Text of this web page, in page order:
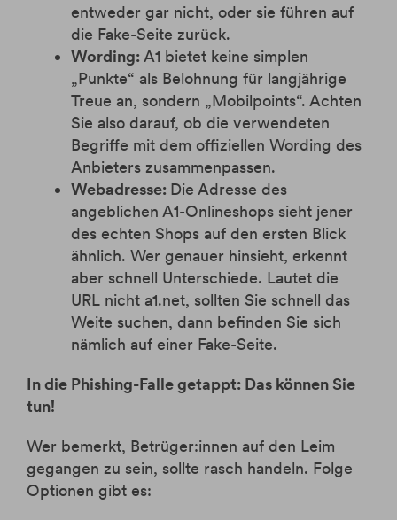
entweder gar nicht, oder sie führen auf
die Fake-Seite zurück.
Wording: A1 bietet keine simplen
„Punkte“ als Belohnung für langjährige
Treue an, sondern „Mobilpoints“. Achten
Sie also darauf, ob die verwendeten
Begriffe mit dem offiziellen Wording des
Anbieters zusammenpassen.
Webadresse: Die Adresse des
angeblichen A1-Onlineshops sieht jener
des echten Shops auf den ersten Blick
ähnlich. Wer genauer hinsieht, erkennt
aber schnell Unterschiede. Lautet die
URL nicht a1.net, sollten Sie schnell das
Weite suchen, dann befinden Sie sich
nämlich auf einer Fake-Seite.
In die Phishing-Falle getappt: Das können Sie
tun!
Wer bemerkt, Betrüger:innen auf den Leim
gegangen zu sein, sollte rasch handeln. Folge
Optionen gibt es: